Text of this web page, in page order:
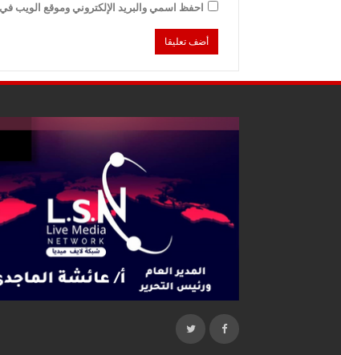
احفظ اسمي والبريد الإلكتروني وموقع الويب